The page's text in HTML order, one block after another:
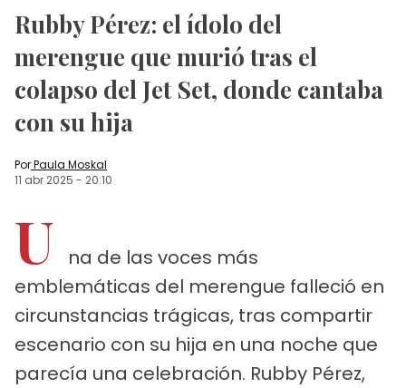
Rubby Pérez: el ídolo del
merengue que murió tras el
colapso del Jet Set, donde cantaba
con su hija
PorPaula Moskal
11 abr 2025 - 20:10
U
na de las voces más
emblemáticas del merengue falleció en
circunstancias trágicas, tras compartir
escenario con su hija en una noche que
parecía una celebración. Rubby Pérez,